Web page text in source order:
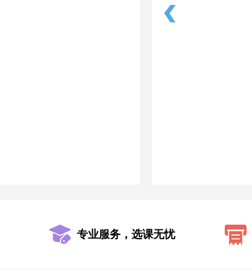
专业服务，选课无忧